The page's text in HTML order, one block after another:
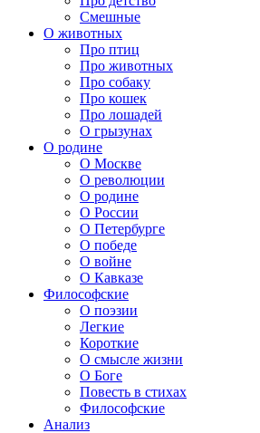
Смешные
О животных
Про птиц
Про животных
Про собаку
Про кошек
Про лошадей
О грызунах
О родине
О Москве
О революции
О родине
О России
О Петербурге
О победе
О войне
О Кавказе
Философские
О поэзии
Легкие
Короткие
О смысле жизни
О Боге
Повесть в стихах
Философские
Анализ